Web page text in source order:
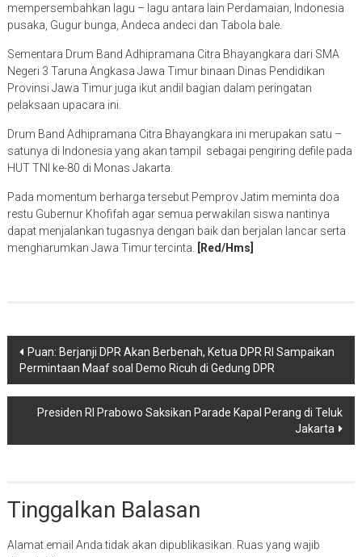
mempersembahkan lagu – lagu antara lain Perdamaian, Indonesia
pusaka, Gugur bunga, Andeca andeci dan Tabola bale.
Sementara Drum Band Adhipramana Citra Bhayangkara dari SMA
Negeri 3 Taruna Angkasa Jawa Timur binaan Dinas Pendidikan
Provinsi Jawa Timur juga ikut andil bagian dalam peringatan
pelaksaan upacara ini.
Drum Band Adhipramana Citra Bhayangkara ini merupakan satu –
satunya di Indonesia yang akan tampil sebagai pengiring defile pada
HUT TNI ke-80 di Monas Jakarta.
Pada momentum berharga tersebut Pemprov Jatim meminta doa
restu Gubernur Khofifah agar semua perwakilan siswa nantinya
dapat menjalankan tugasnya dengan baik dan berjalan lancar serta
mengharumkan Jawa Timur tercinta.
[Red/Hms]
Navigasi
pos
Puan: Berjanji DPR Akan Berbenah, Ketua DPR RI Sampaikan
Permintaan Maaf soal Demo Ricuh di Gedung DPR
Presiden RI Prabowo Saksikan Parade Kapal Perang di Teluk
Jakarta
Tinggalkan Balasan
Alamat email Anda tidak akan dipublikasikan. Ruas yang wajib